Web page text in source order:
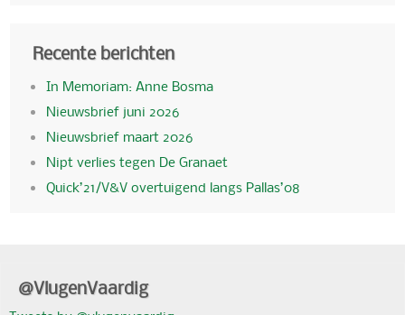
Recente berichten
In Memoriam: Anne Bosma
Nieuwsbrief juni 2026
Nieuwsbrief maart 2026
Nipt verlies tegen De Granaet
Quick’21/V&V overtuigend langs Pallas’08
@VlugenVaardig